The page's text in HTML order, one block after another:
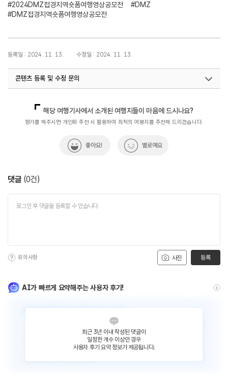
#2024DMZ접경지역숏폼여행영상공모전
#DMZ
#DMZ접경지역숏폼여행영상공모전
등록일 : 2024. 11. 13. 수정일 : 2024. 11. 13.
콘텐츠 등록 및 수정 문의
해당 여행기사에서 소개된 여행지들이 마음에 드시나요?
평가를 해주시면 개인화 추천 시 활용하여 최적의 여행지를 추천해 드리겠습니다.
좋아요! 별로예요
댓글 (0건)
사진
유의사항 등록
AI가 빠르게 요약해주는 사용자 후기!
최근 3년 이내 작성된 댓글이
일정한 개수 이상인 경우
사용자 후기 요약 정보가 제공됩니다.